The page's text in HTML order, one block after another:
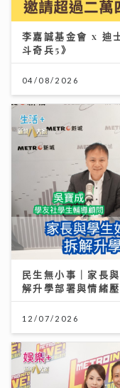
李嘉誠基金會 x 迪
斗奇兵5》
04/08/2026
民生無小事｜家長
解升學部署與情緒
12/07/2026